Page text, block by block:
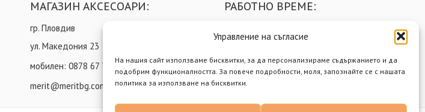
Управление на съгласие
На нашия сайт използваме бисквитки, за да персонализираме съдържанието и да
подобрим функционалността. За повече подробности, моля, запознайте се с нашата
политика за използване на бисквитки.
МАГАЗИН АКСЕСОАРИ:
гр. Пловдив
ул. Македония 23
мобилен: 0878 67 73 85
merit@meritbg.com
РАБОТНО ВРЕМЕ:
9:00 - 14:00 ч.
Неделя
почивен ден